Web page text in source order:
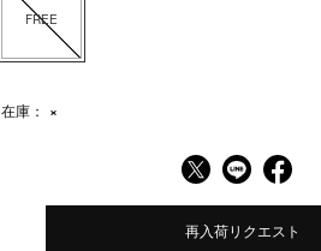
FREE
在庫： ×
再入荷リクエスト